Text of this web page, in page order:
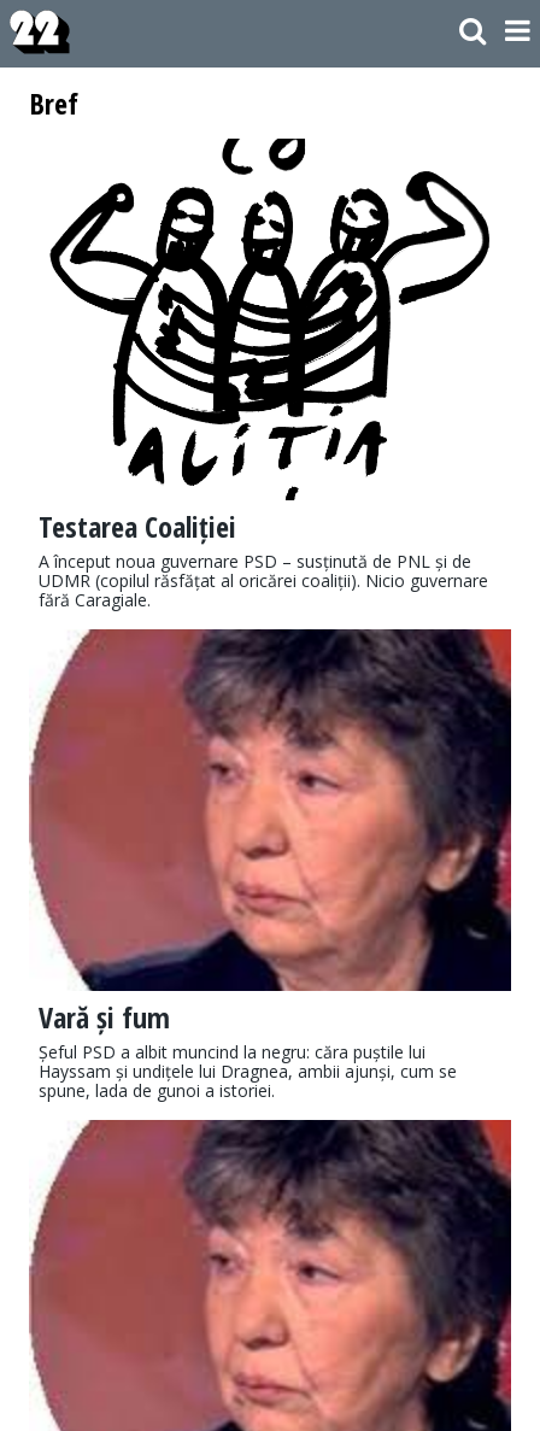
Bref
Testarea Coaliției
A început noua guvernare PSD – susținută de PNL și de
UDMR (copilul răsfățat al oricărei coaliții). Nicio guvernare
fără Caragiale.
Vară și fum
Șeful PSD a albit muncind la negru: căra puștile lui
Hayssam și undițele lui Dragnea, ambii ajunși, cum se
spune, lada de gunoi a istoriei.